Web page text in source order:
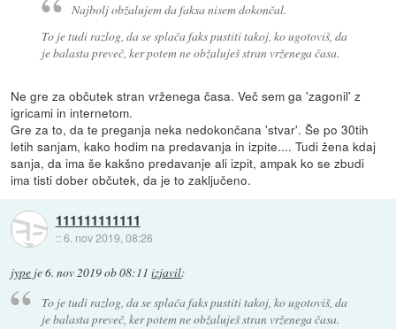
Najbolj obžalujem da faksa nisem dokončal.
To je tudi razlog, da se splača faks pustiti takoj, ko ugotoviš, da
je balasta preveč, ker potem ne obžaluješ stran vrženega časa.
Ne gre za občutek stran vrženega časa. Več sem ga 'zagonil' z
igricami in internetom.
Gre za to, da te preganja neka nedokončana 'stvar'. Še po 30tih
letih sanjam, kako hodim na predavanja in izpite.... Tudi žena kdaj
sanja, da ima še kakšno predavanje ali izpit, ampak ko se zbudi
ima tisti dober občutek, da je to zaključeno.
111111111111
::6. nov 2019, 08:26
jype je6. nov 2019 ob 08:11 izjavil:
To je tudi razlog, da se splača faks pustiti takoj, ko ugotoviš, da
je balasta preveč, ker potem ne obžaluješ stran vrženega časa.